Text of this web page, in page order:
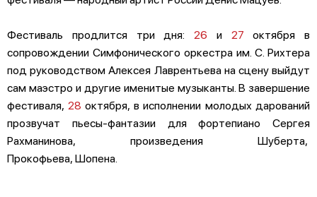
Фестиваль продлится три дня: 26 и 27 октября в
сопровождении Симфонического оркестра им. С. Рихтера
под руководством Алексея Лаврентьева на сцену выйдут
сам маэстро и другие именитые музыканты. В завершение
фестиваля, 28 октября, в исполнении молодых дарований
прозвучат пьесы-фантазии для фортепиано Сергея
Рахманинова, произведения Шуберта,
Прокофьева, Шопена.